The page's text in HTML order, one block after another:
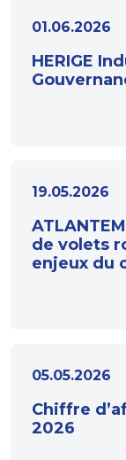
01.06.2026
HERIGE
19.05.2026
de volets
enjeux du
05.05.2026
Chiffre
2026